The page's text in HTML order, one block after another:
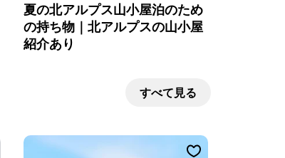
夏の北アルプス山小屋泊のため
の持ち物｜北アルプスの山小屋
紹介あり
すべて見る